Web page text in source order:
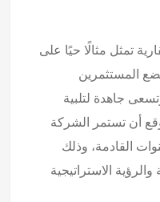
تمثل مثالًا حيًا على
المستثمرين
جاهدة لتلبية
أن تستمر الشركة
القادمة، وذلك
الاستراتيجية